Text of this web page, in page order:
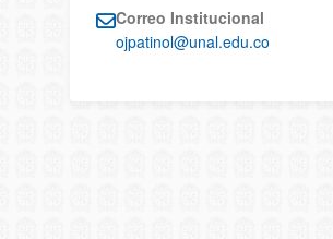
Correo Institucional
ojpatinol@unal.edu.co